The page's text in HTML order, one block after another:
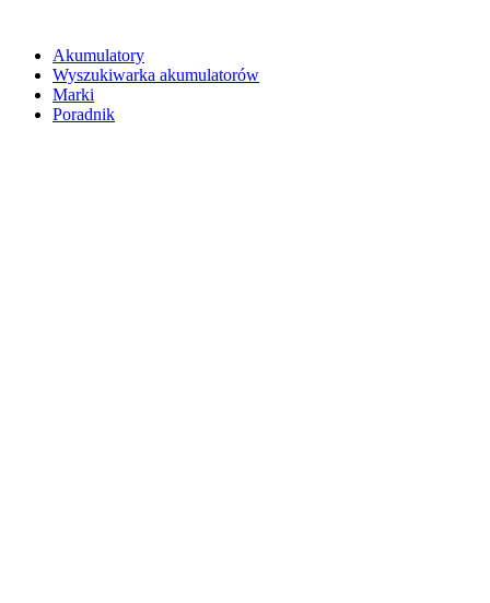
Akumulatory
Wyszukiwarka akumulatorów
Marki
Poradnik